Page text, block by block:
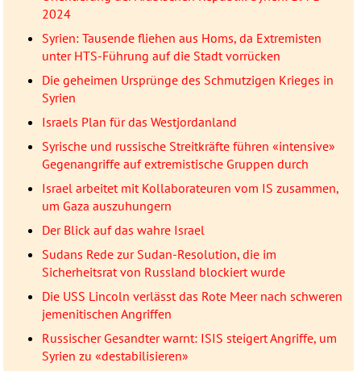
2024
Syrien: Tausende fliehen aus Homs, da Extremisten
unter HTS-Führung auf die Stadt vorrücken
Die geheimen Ursprünge des Schmutzigen Krieges in
Syrien
Israels Plan für das Westjordanland
Syrische und russische Streitkräfte führen «intensive»
Gegenangriffe auf extremistische Gruppen durch
Israel arbeitet mit Kollaborateuren vom IS zusammen,
um Gaza auszuhungern
Der Blick auf das wahre Israel
Sudans Rede zur Sudan-Resolution, die im
Sicherheitsrat von Russland blockiert wurde
Die USS Lincoln verlässt das Rote Meer nach schweren
jemenitischen Angriffen
Russischer Gesandter warnt: ISIS steigert Angriffe, um
Syrien zu «destabilisieren»